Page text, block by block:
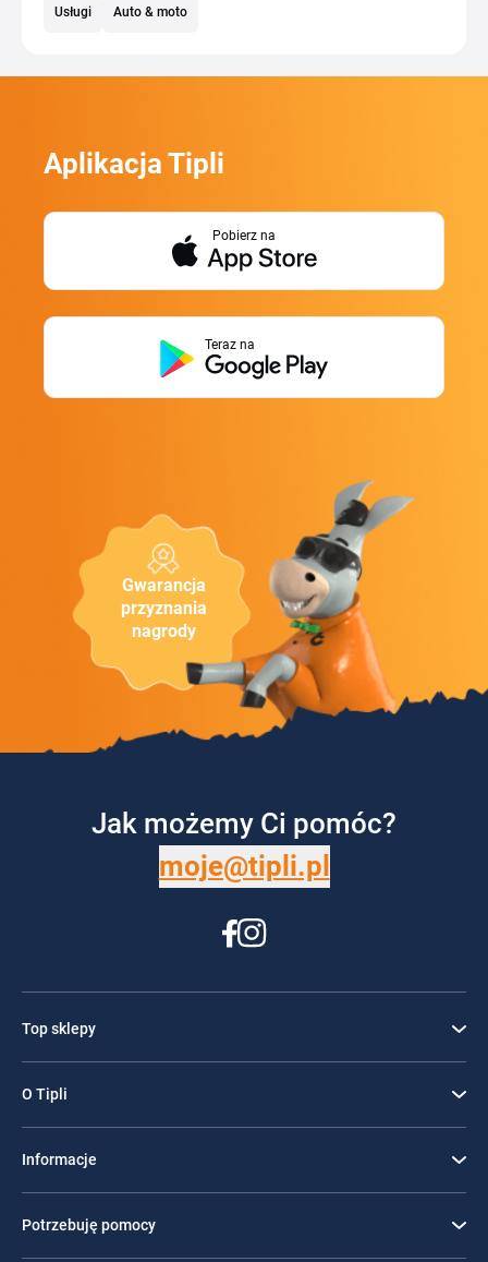
Usługi Auto & moto
Gwarancja
przyznania
nagrody
Aplikacja Tipli
Pobierz na
Teraz na
Jak możemy Ci pomóc?
moje@tipli.pl
Top sklepy
O Tipli
Informacje
Potrzebuję pomocy